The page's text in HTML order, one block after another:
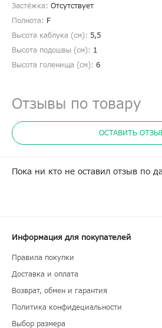
Застёжка: Отсутствует
Полнота: F
Высота каблука (см): 5,5
Высота подошвы (см): 1
Высота голенища (cм): 6
Отзывы по товару
ОСТАВИТЬ
Пока ни кто не оставил отзыв по
Информация для покупателей
Правила покупки
Доставка и оплата
Возврат, обмен и гарантия
Политика конфидециальности
Выбор размера